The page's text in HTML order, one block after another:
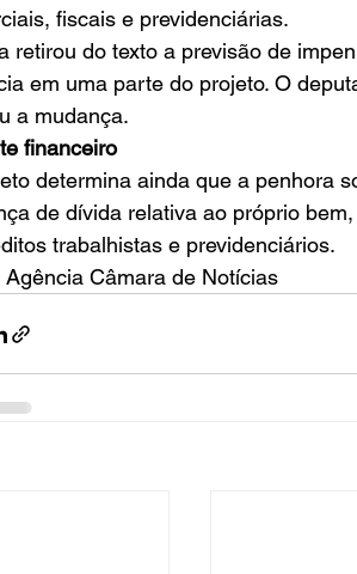
fiscais e previdenciárias.
retirou do texto a previsão de
em uma parte do projeto. O
a mudança.
financeiro
determina ainda que a penhora
de dívida relativa ao próprio
trabalhistas e previdenciários.
Agência Câmara de Notícias